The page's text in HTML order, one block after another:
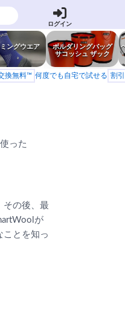
ログイン
ングウエア
ボルダリングバッグ
サコッシュ ザック
換無料™ 何度でも自宅で試せる 割
った
その後、最
が
ことを知っ